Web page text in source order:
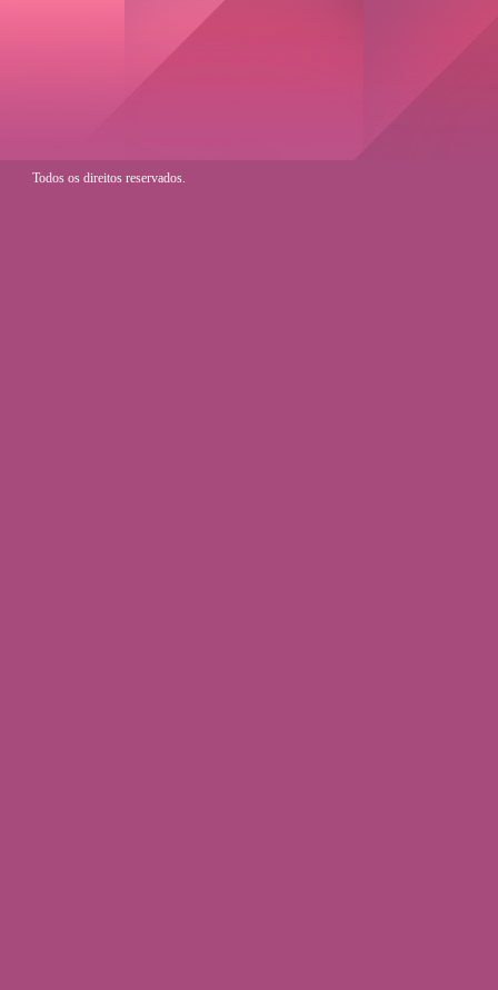
Todos os direitos reservados.